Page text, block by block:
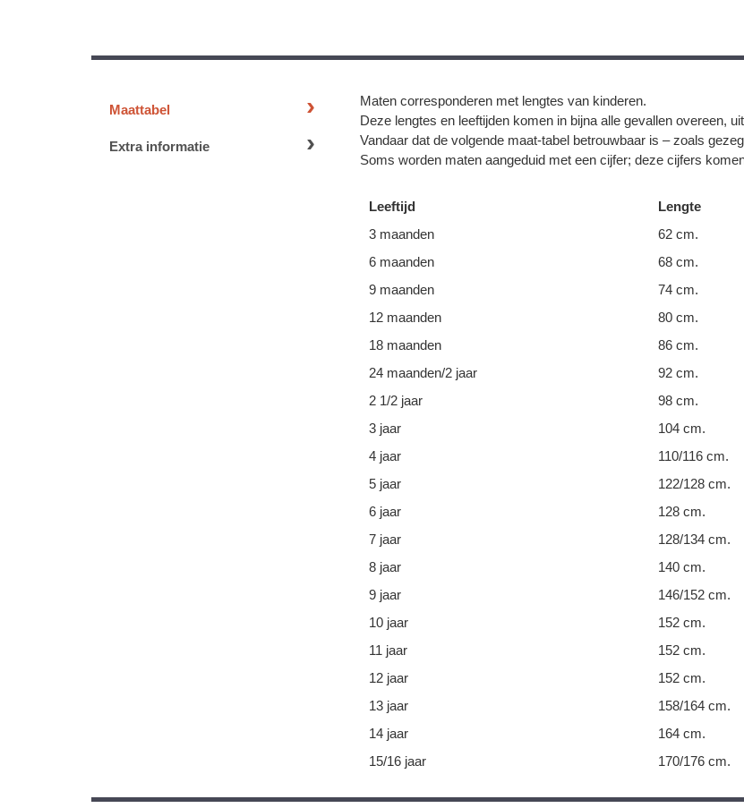
Maattabel
Extra informatie
Maten corresponderen met lengtes van kinderen.
Deze lengtes en leeftijden komen in bijna alle gevallen overeen,
Vandaar dat de volgende maat-tabel betrouwbaar is – zoals
Soms worden maten aangeduid met een cijfer; deze cijfers
Leeftijd Lengte
3 maanden
62 cm.
6 maanden
68 cm.
9 maanden
74 cm.
12 maanden
80 cm.
18 maanden
86 cm.
24 maanden/2 jaar
92 cm.
2 1/2 jaar
98 cm.
3 jaar
104 cm.
4 jaar
110/116 cm.
5 jaar
122/128 cm.
6 jaar
128 cm.
7 jaar
128/134 cm.
8 jaar
140 cm.
9 jaar
146/152 cm.
10 jaar
152 cm.
11 jaar
152 cm.
12 jaar
152 cm.
13 jaar
158/164 cm.
14 jaar
164 cm.
15/16 jaar
170/176 cm.